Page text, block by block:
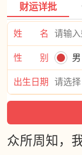
财运详批
姓 名
性 别 男
出生日期
众所周知，